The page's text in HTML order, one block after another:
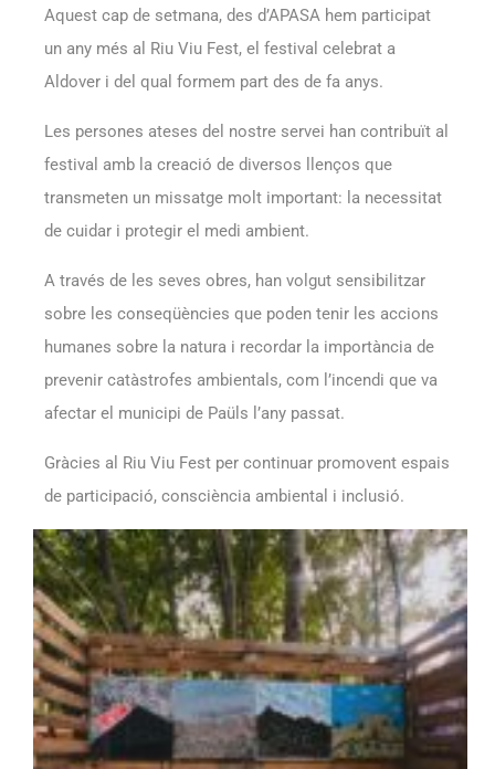
Aquest cap de setmana, des d’APASA hem participat
un any més al Riu Viu Fest, el festival celebrat a
Aldover i del qual formem part des de fa anys.
Les persones ateses del nostre servei han contribuït al
festival amb la creació de diversos llenços que
transmeten un missatge molt important: la necessitat
de cuidar i protegir el medi ambient.
A través de les seves obres, han volgut sensibilitzar
sobre les conseqüències que poden tenir les accions
humanes sobre la natura i recordar la importància de
prevenir catàstrofes ambientals, com l’incendi que va
afectar el municipi de Paüls l’any passat.
Gràcies al Riu Viu Fest per continuar promovent espais
de participació, consciència ambiental i inclusió.